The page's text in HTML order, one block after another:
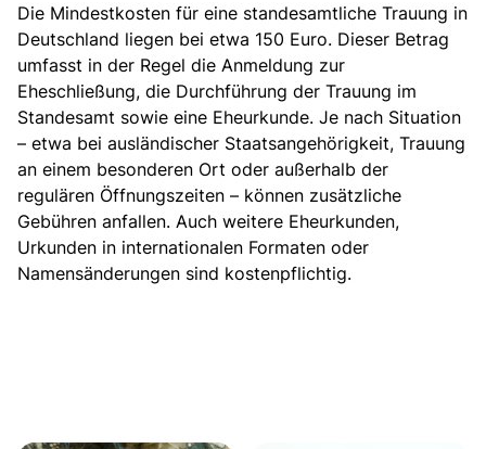
Die Mindestkosten für eine standesamtliche Trauung in
Deutschland liegen bei etwa 150 Euro. Dieser Betrag
umfasst in der Regel die Anmeldung zur
Eheschließung, die Durchführung der Trauung im
Standesamt sowie eine Eheurkunde. Je nach Situation
– etwa bei ausländischer Staatsangehörigkeit, Trauung
an einem besonderen Ort oder außerhalb der
regulären Öffnungszeiten – können zusätzliche
Gebühren anfallen. Auch weitere Eheurkunden,
Urkunden in internationalen Formaten oder
Namensänderungen sind kostenpflichtig.